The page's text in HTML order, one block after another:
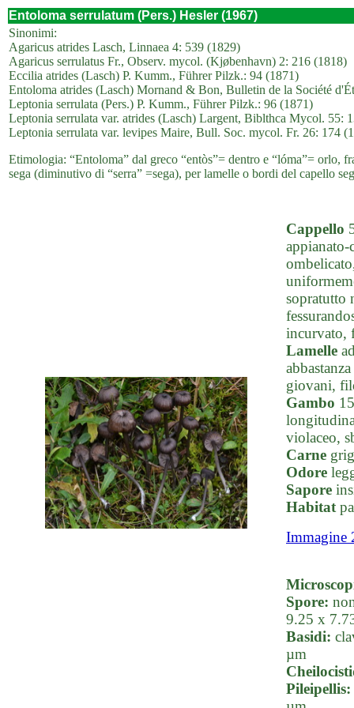
Entoloma serrulatum (Pers.) Hesler (1967)
Sinonimi:
Agaricus atrides Lasch, Linnaea 4: 539 (1829)
Agaricus serrulatus Fr., Observ. mycol. (Kjøbenhavn) 2: 216 (1818)
Eccilia atrides (Lasch) P. Kumm., Führer Pilzk.: 94 (1871)
Entoloma atrides (Lasch) Mornand & Bon, Bulletin de la Société
Leptonia serrulata (Pers.) P. Kumm., Führer Pilzk.: 96 (1871)
Leptonia serrulata var. atrides (Lasch) Largent, Biblthca Mycol. 55:
Leptonia serrulata var. levipes Maire, Bull. Soc. mycol. Fr. 26: 174
Etimologia: “Entoloma” dal greco “entòs”= dentro e “lóma”= orlo,
sega (diminutivo di “serra” =sega), per lamelle o bordi del capello
Cappello
appianato-
sopratutto
incurvato,
Lamelle
giovani,
Gambo
violaceo,
Carne
Odore
Sapore
Habitat
Immagine
Spore:
9.25 x
Basidi:
µm
Pileipellis: